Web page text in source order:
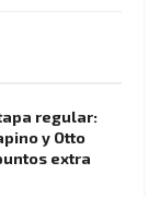
regular:
y Otto
extra